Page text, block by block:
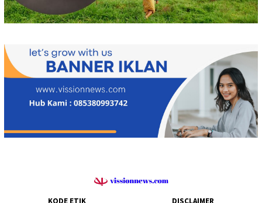
KODE ETIK DISCLAIMER